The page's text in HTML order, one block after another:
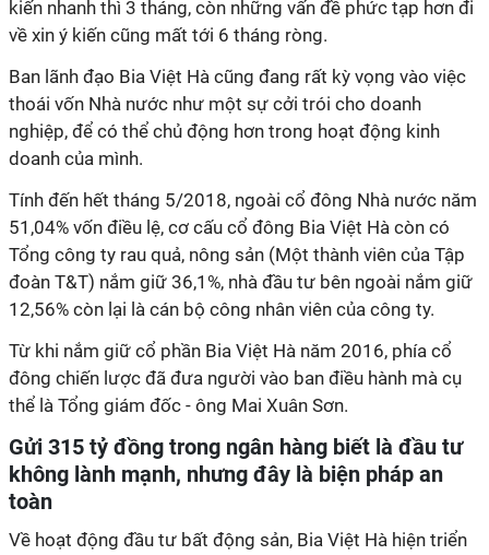
kiến nhanh thì 3 tháng, còn những vấn đề phức tạp hơn đi
về xin ý kiến cũng mất tới 6 tháng ròng.
Ban lãnh đạo Bia Việt Hà cũng đang rất kỳ vọng vào việc
thoái vốn Nhà nước như một sự cởi trói cho doanh
nghiệp, để có thể chủ động hơn trong hoạt động kinh
doanh của mình.
Tính đến hết tháng 5/2018, ngoài cổ đông Nhà nước năm
51,04% vốn điều lệ, cơ cấu cổ đông Bia Việt Hà còn có
Tổng công ty rau quả, nông sản (Một thành viên của Tập
đoàn T&T) nắm giữ 36,1%, nhà đầu tư bên ngoài nắm giữ
12,56% còn lại là cán bộ công nhân viên của công ty.
Từ khi nắm giữ cổ phần Bia Việt Hà năm 2016, phía cổ
đông chiến lược đã đưa người vào ban điều hành mà cụ
thể là Tổng giám đốc - ông Mai Xuân Sơn.
Gửi 315 tỷ đồng trong ngân hàng biết là đầu tư
không lành mạnh, nhưng đây là biện pháp an
toàn
Về hoạt động đầu tư bất động sản, Bia Việt Hà hiện triển